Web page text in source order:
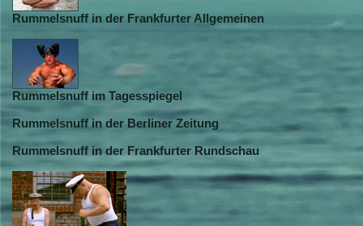
Rummelsnuff in der Frankfurter Allgemeinen
Rummelsnuff im Tagesspiegel
Rummelsnuff in der Berliner Zeitung
Rummelsnuff in der Frankfurter Rundschau